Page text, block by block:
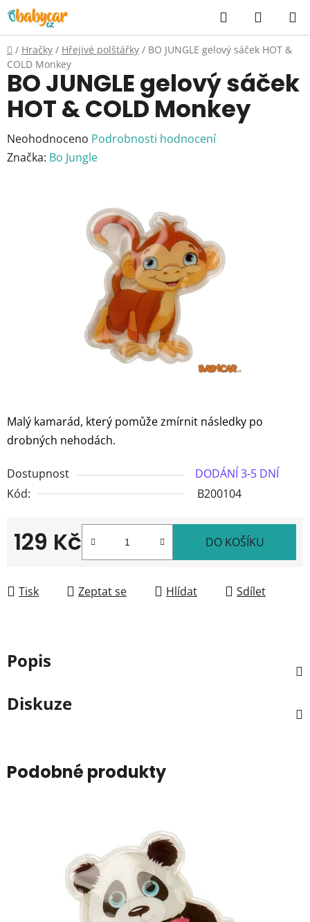
Přejít
na
obsah
Hledat
KOŠÍK
Domů
/ Hračky / Hřejivé polštářky / BO JUNGLE gelový sáček HOT &
COLD Monkey
Malý kamarád, který pomůže zmírnit následky po
drobných nehodách.
Dostupnost
DODÁNÍ 3-5 DNÍ
Kód:
B200104
129 Kč DO KOŠÍKU
Tisk Zeptat se Hlídat Sdílet
BO JUNGLE gelový sáček
HOT & COLD Monkey
Průměrné
hodnocení
Neohodnoceno Podrobnosti hodnocení
Značka: Bo Jungle
Popis
Diskuze
Podobné produkty